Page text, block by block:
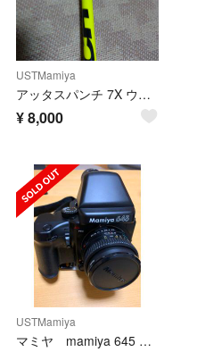
USTMamiya
アッタスパンチ 7X ウッド用シャフト
¥8,000
USTMamiya
マミヤ mamiya 645 PRO 本体とレンズ3本